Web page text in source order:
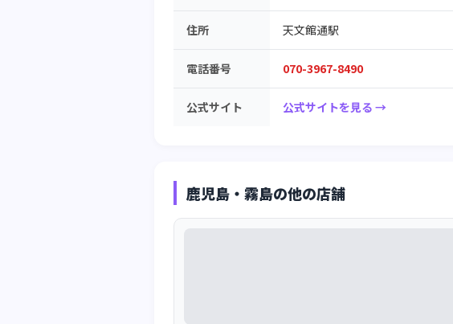
住所 天文館通駅
電話番号 070-3967-8490
公式サイト 公式サイトを見る →
鹿児島・霧島の他の店舗